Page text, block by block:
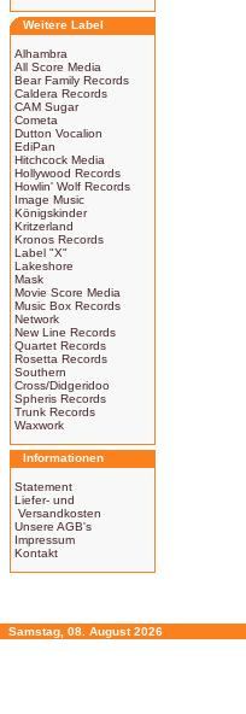
Weitere Label
Alhambra
All Score Media
Bear Family Records
Caldera Records
CAM Sugar
Cometa
Dutton Vocalion
EdiPan
Hitchcock Media
Hollywood Records
Howlin' Wolf Records
Image Music
Königskinder
Kritzerland
Kronos Records
Label "X"
Lakeshore
Mask
Movie Score Media
Music Box Records
Network
New Line Records
Quartet Records
Rosetta Records
Southern
Cross/Didgeridoo
Spheris Records
Trunk Records
Waxwork
Informationen
Statement
Liefer- und
Versandkosten
Unsere AGB's
Impressum
Kontakt
Samstag, 08. August 2026